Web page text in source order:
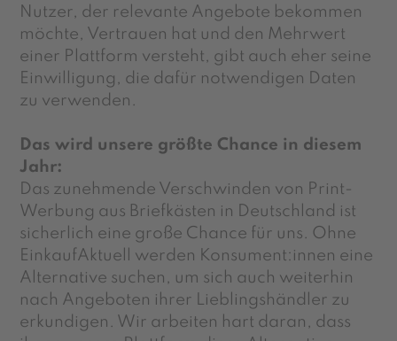
Nutzer, der relevante Angebote bekommen
möchte, Vertrauen hat und den Mehrwert
einer Plattform versteht, gibt auch eher seine
Einwilligung, die dafür notwendigen Daten
zu verwenden.
Das wird unsere größte Chance in diesem
Jahr:
Das zunehmende Verschwinden von Print-
Werbung aus Briefkästen in Deutschland ist
sicherlich eine große Chance für uns. Ohne
EinkaufAktuell werden Konsument:innen eine
Alternative suchen, um sich auch weiterhin
nach Angeboten ihrer Lieblingshändler zu
erkundigen. Wir arbeiten hart daran, dass